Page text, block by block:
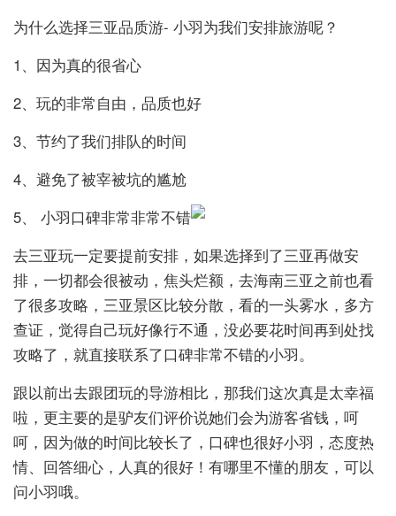
为什么选择三亚品质游- 小羽为我们安排旅游呢？
1、因为真的很省心
2、玩的非常自由，品质也好
3、节约了我们排队的时间
4、避免了被宰被坑的尴尬
5、 小羽口碑非常非常不错
去三亚玩一定要提前安排，如果选择到了三亚再做安
排，一切都会很被动，焦头烂额，去海南三亚之前也看
了很多攻略，三亚景区比较分散，看的一头雾水，多方
查证，觉得自己玩好像行不通，没必要花时间再到处找
攻略了，就直接联系了口碑非常不错的小羽。
跟以前出去跟团玩的导游相比，那我们这次真是太幸福
啦，更主要的是驴友们评价说她们会为游客省钱，呵
呵，因为做的时间比较长了，口碑也很好小羽，态度热
情、回答细心，人真的很好！有哪里不懂的朋友，可以
问小羽哦。